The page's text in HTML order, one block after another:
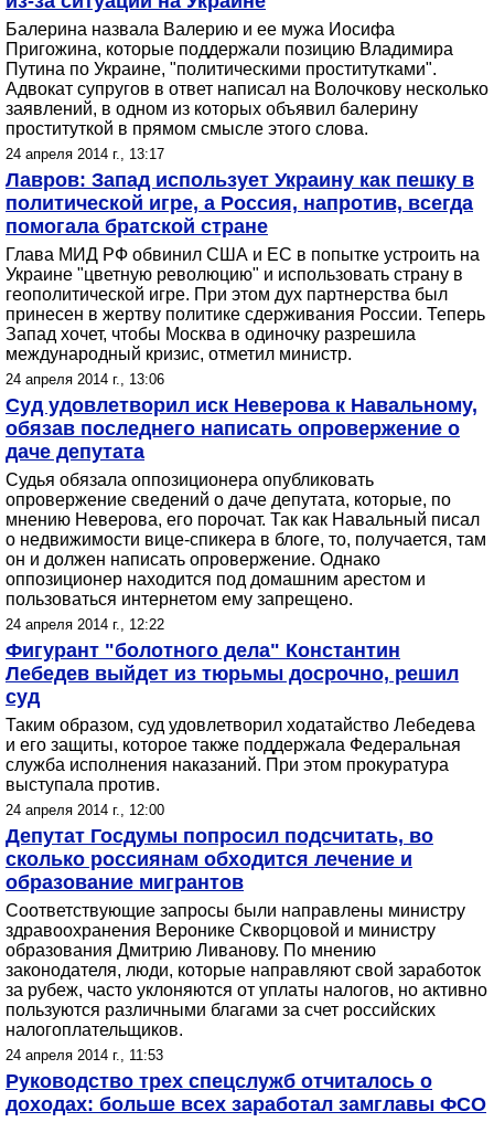
Балерина назвала Валерию и ее мужа Иосифа
Пригожина, которые поддержали позицию Владимира
Путина по Украине, "политическими проститутками".
Адвокат супругов в ответ написал на Волочкову несколько
заявлений, в одном из которых объявил балерину
проституткой в прямом смысле этого слова.
24 апреля 2014 г., 13:17
Лавров: Запад использует Украину как пешку в
политической игре, а Россия, напротив, всегда
помогала братской стране
Глава МИД РФ обвинил США и ЕС в попытке устроить на
Украине "цветную революцию" и использовать страну в
геополитической игре. При этом дух партнерства был
принесен в жертву политике сдерживания России. Теперь
Запад хочет, чтобы Москва в одиночку разрешила
международный кризис, отметил министр.
24 апреля 2014 г., 13:06
Суд удовлетворил иск Неверова к Навальному,
обязав последнего написать опровержение о
даче депутата
Судья обязала оппозиционера опубликовать
опровержение сведений о даче депутата, которые, по
мнению Неверова, его порочат. Так как Навальный писал
о недвижимости вице-спикера в блоге, то, получается, там
он и должен написать опровержение. Однако
оппозиционер находится под домашним арестом и
пользоваться интернетом ему запрещено.
24 апреля 2014 г., 12:22
Фигурант "болотного дела" Константин
Лебедев выйдет из тюрьмы досрочно, решил
суд
Таким образом, суд удовлетворил ходатайство Лебедева
и его защиты, которое также поддержала Федеральная
служба исполнения наказаний. При этом прокуратура
выступала против.
24 апреля 2014 г., 12:00
Депутат Госдумы попросил подсчитать, во
сколько россиянам обходится лечение и
образование мигрантов
Соответствующие запросы были направлены министру
здравоохранения Веронике Скворцовой и министру
образования Дмитрию Ливанову. По мнению
законодателя, люди, которые направляют свой заработок
за рубеж, часто уклоняются от уплаты налогов, но активно
пользуются различными благами за счет российских
налогоплательщиков.
24 апреля 2014 г., 11:53
Руководство трех спецслужб отчиталось о
доходах: больше всех заработал замглавы ФСО